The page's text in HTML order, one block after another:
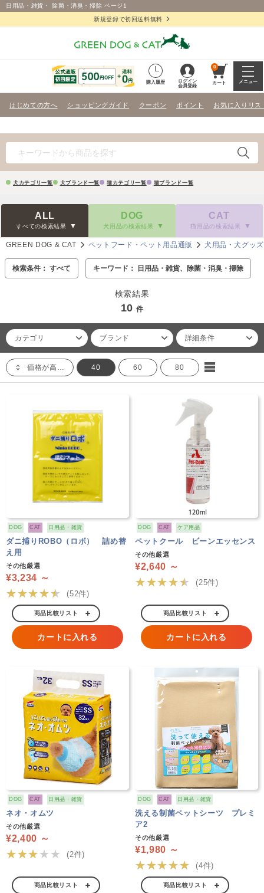
日用品・雑貨・ 除菌・消臭・掃除 ページ1
新規登録で初回送料無料
購入履歴
ログイン
会員登録
0
カート メニュー
はじめての方へ ショッピングガイド クーポン ポイント お気に入りリス
犬カテゴリ一覧 犬ブランド一覧 猫カテゴリ一覧 猫ブランド一覧
ALL
すべての検索結果
DOG
犬用品の検索結果
CAT
猫用品の検索結果
GREEN DOG & CAT ペットフード・ペット用品通販 犬用品・犬グッズ
検索条件： すべて キーワード： 日用品・雑貨、除菌・消臭・掃除
検索結果
10 件
カテゴリ ブランド 詳細条件
価格が高い順 40 60 80
DOG CAT 日用品・雑貨
ダニ捕りROBO（ロボ） 詰め替
え用
その他厳選
¥3,234 ～
★★★★★ (52件)
商品比較リスト
カートに入れる
DOG CAT ケア用品
ペットクール ビーンエッセンス
その他厳選
¥2,640 ～
★★★★★ (25件)
商品比較リスト
カートに入れる
DOG CAT 日用品・雑貨
ネオ・オムツ
その他厳選
¥2,400 ～
★★★★★ (2件)
商品比較リスト
DOG CAT 日用品・雑貨
洗える制菌ペットシーツ プレミ
ア2
その他厳選
¥1,980 ～
★★★★★ (4件)
商品比較リスト